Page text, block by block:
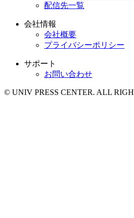
配信先一覧
会社情報
会社概要
プライバシーポリシー
サポート
お問い合わせ
© UNIV PRESS CENTER. ALL